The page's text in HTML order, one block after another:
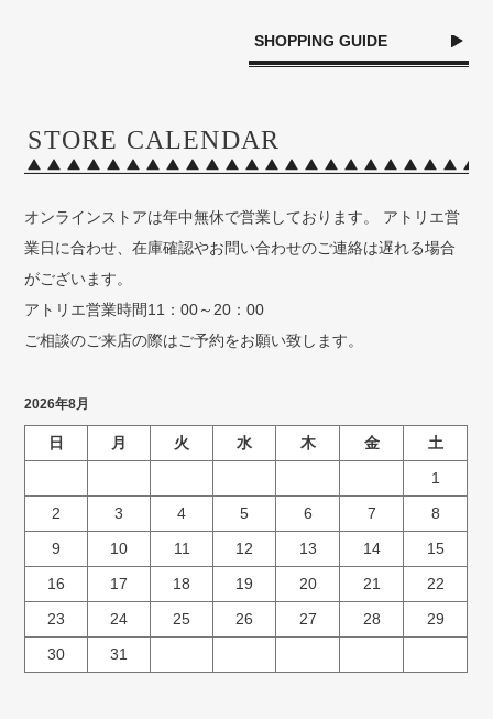
SHOPPING GUIDE
STORE CALENDAR
オンラインストアは年中無休で営業しております。 アトリエ営
業日に合わせ、在庫確認やお問い合わせのご連絡は遅れる場合
がございます。
アトリエ営業時間11：00～20：00
ご相談のご来店の際はご予約をお願い致します。
2026年8月
日 月 火 水 木 金
土
1
2
3 4 5 6 7
8
9
10 11 12 13 14
15
16
17 18 19 20 21
22
23
24 25 26 27 28
29
30
31